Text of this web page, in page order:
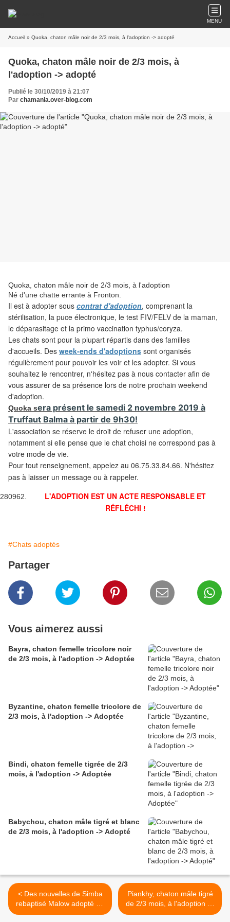
MENU
Accueil » Quoka, chaton mâle noir de 2/3 mois, à l'adoption -> adopté
Quoka, chaton mâle noir de 2/3 mois, à
l'adoption -> adopté
Publié le 30/10/2019 à 21:07
Par chamania.over-blog.com
Quoka, chaton mâle noir de 2/3 mois, à l'adoption
Né d'une chatte errante à Fronton.
Il est à adopter sous contrat d'adoption, comprenant la
stérilisation, la puce électronique, le test FIV/FELV de la maman,
le déparasitage et la primo vaccination typhus/coryza.
Les chats sont pour la plupart répartis dans des familles
d'accueils. Des week-ends d'adoptions sont organisés
régulièrement pour pouvoir les voir et les adopter. Si vous
souhaitez le rencontrer, n'hésitez pas à nous contacter afin de
vous assurer de sa présence lors de notre prochain weekend
d'adoption.
Quoka sera présent le samedi 2 novembre 2019 à
Truffaut Balma à partir de 9h30!
L'association se réserve le droit de refuser une adoption,
notamment si elle pense que le chat choisi ne correspond pas à
votre mode de vie.
Pour tout renseignement, appelez au 06.75.33.84.66. N'hésitez
pas à laisser un message ou à rappeler.
L'ADOPTION EST UN ACTE RESPONSABLE ET
RÉFLÉCHI !
#Chats adoptés
Partager
Vous aimerez aussi
Bayra, chaton femelle tricolore noir
de 2/3 mois, à l'adoption -> Adoptée
Byzantine, chaton femelle tricolore de
2/3 mois, à l'adoption -> Adoptée
Bindi, chaton femelle tigrée de 2/3
mois, à l'adoption -> Adoptée
Babychou, chaton mâle tigré et blanc
de 2/3 mois, à l'adoption -> Adopté
< Des nouvelles de Simba
rebaptisé Malow adopté en
octobre 2018 !
Piankhy, chaton mâle tigré
de 2/3 mois, à l'adoption ->
adopté >